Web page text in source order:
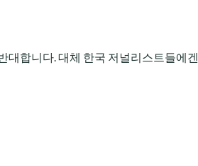
합니다. 대체 한국 저널리스트들에